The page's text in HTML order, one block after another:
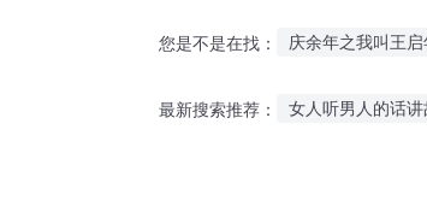
您是不是在找： 庆余年之我叫王启
最新搜索推荐： 女人听男人的话